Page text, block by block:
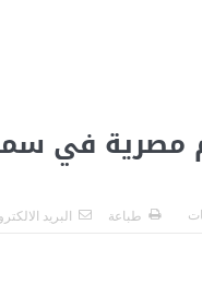
مصرية في
طباعة البريد